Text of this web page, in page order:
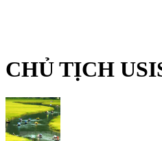
CHỦ TỊCH